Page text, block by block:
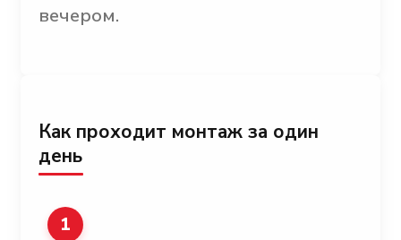
вечером.
Как проходит монтаж за один
день
1